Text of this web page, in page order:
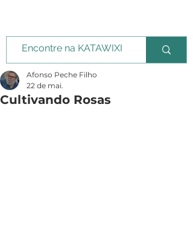
Cultivando Rosas
Afonso Peche Filho
22 de mai.